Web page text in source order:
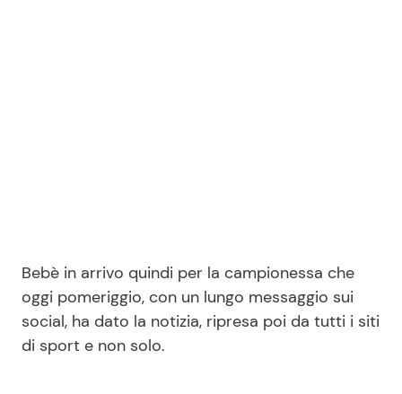
Redazione
Contattaci
Pubblicità
Privacy Policy
Bebè in arrivo quindi per la campionessa che
oggi pomeriggio, con un lungo messaggio sui
social, ha dato la notizia, ripresa poi da tutti i siti
di sport e non solo.